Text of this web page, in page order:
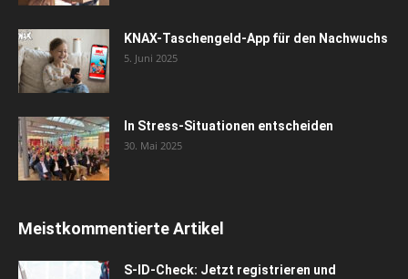
KNAX-Taschengeld-App für den Nachwuchs
5. Juni 2025
In Stress-Situationen entscheiden
30. Mai 2025
Meistkommentierte Artikel
S-ID-Check: Jetzt registrieren und